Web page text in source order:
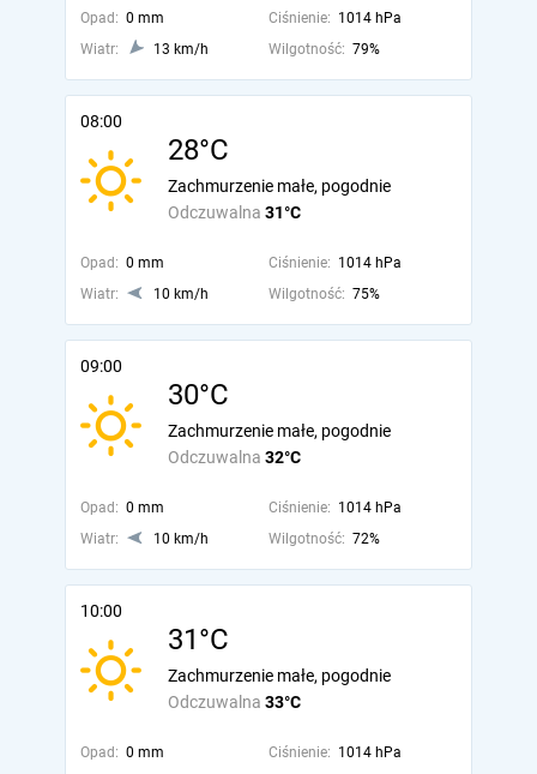
Opad: 0 mm Ciśnienie: 1014 hPa
Wiatr:
13 km/h Wilgotność: 79%
08:00
28°C
Odczuwalna 31°C
Zachmurzenie małe, pogodnie
Opad: 0 mm Ciśnienie: 1014 hPa
Wiatr:
10 km/h Wilgotność: 75%
09:00
30°C
Odczuwalna 32°C
Zachmurzenie małe, pogodnie
Opad: 0 mm Ciśnienie: 1014 hPa
Wiatr:
10 km/h Wilgotność: 72%
10:00
31°C
Odczuwalna 33°C
Zachmurzenie małe, pogodnie
Opad: 0 mm Ciśnienie: 1014 hPa